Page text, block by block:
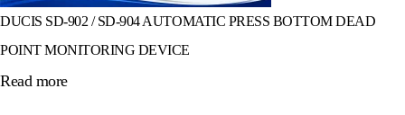
DUCIS SD-902 / SD-904 AUTOMATIC PRESS BOTTOM DEAD
POINT MONITORING DEVICE
Read more